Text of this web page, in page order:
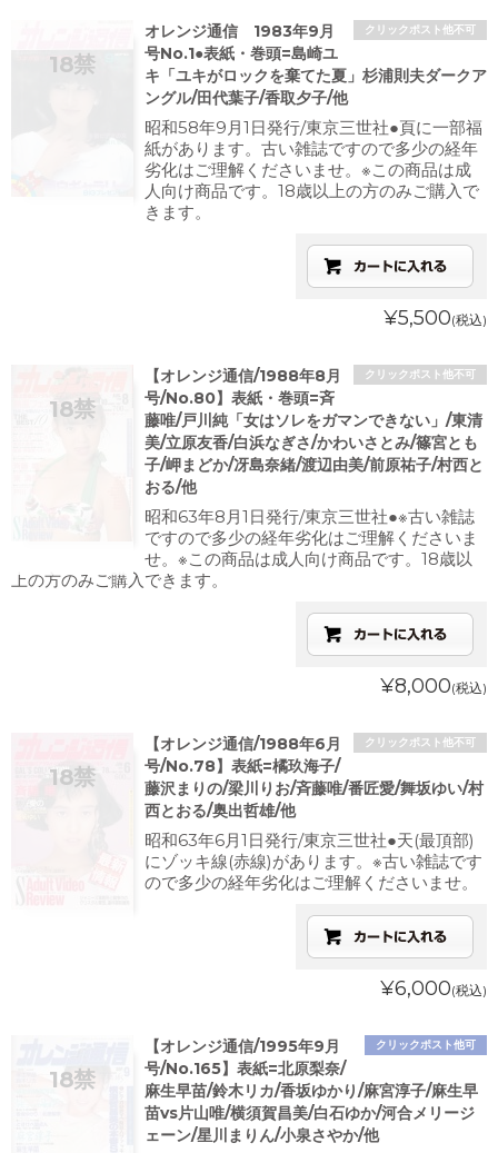
クリックポスト他不可
オレンジ通信 1983年9月
号No.1●表紙・巻頭=島崎ユ
キ「ユキがロックを棄てた夏」杉浦則夫ダークア
ングル/田代葉子/香取夕子/他
昭和58年9月1日発行/東京三世社●頁に一部福
紙があります。古い雑誌ですので多少の経年
劣化はご理解くださいませ。※この商品は成
人向け商品です。18歳以上の方のみご購入で
きます。
¥5,500(税込)
クリックポスト他不可
【オレンジ通信/1988年8月
号/No.80】表紙・巻頭=斉
藤唯/戸川純「女はソレをガマンできない」/東清
美/立原友香/白浜なぎさ/かわいさとみ/篠宮とも
子/岬まどか/冴島奈緒/渡辺由美/前原祐子/村西と
おる/他
昭和63年8月1日発行/東京三世社●※古い雑誌
ですので多少の経年劣化はご理解くださいま
せ。※この商品は成人向け商品です。18歳以
上の方のみご購入できます。
¥8,000(税込)
クリックポスト他不可
【オレンジ通信/1988年6月
号/No.78】表紙=橘玖海子/
藤沢まりの/梁川りお/斉藤唯/番匠愛/舞坂ゆい/村
西とおる/奥出哲雄/他
昭和63年6月1日発行/東京三世社●天(最頂部)
にゾッキ線(赤線)があります。※古い雑誌です
ので多少の経年劣化はご理解くださいませ。
¥6,000(税込)
クリックポスト他可
【オレンジ通信/1995年9月
号/No.165】表紙=北原梨奈/
麻生早苗/鈴木リカ/香坂ゆかり/麻宮淳子/麻生早
苗vs片山唯/横須賀昌美/白石ゆか/河合メリージ
ェーン/星川まりん/小泉さやか/他